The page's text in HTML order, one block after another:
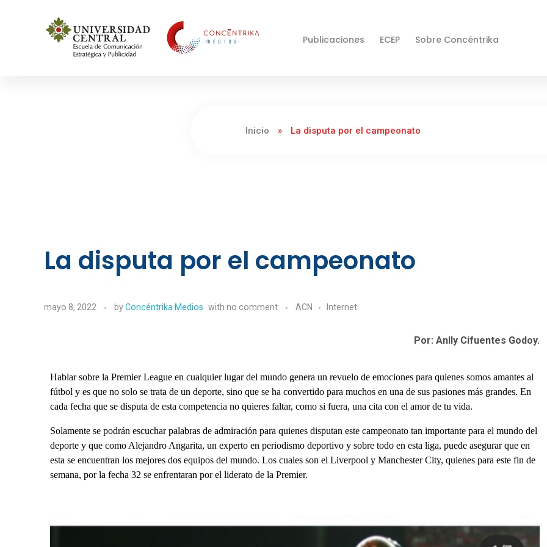
Publicaciones ECEP Sobre Concéntrika
Inicio » La disputa por el campeonato
La disputa por el campeonato
mayo 8, 2022 byConcéntrika Medios with no comment ACN Internet
Por: Anlly Cifuentes Godoy.
Hablar sobre la Premier League en cualquier lugar del mundo genera un revuelo de emociones para quienes somos amantes al
fútbol y es que no solo se trata de un deporte, sino que se ha convertido para muchos en una de sus pasiones más grandes. En
cada fecha que se disputa de esta competencia no quieres faltar, como si fuera, una cita con el amor de tu vida.
Solamente se podrán escuchar palabras de admiración para quienes disputan este campeonato tan importante para el mundo del
deporte y que como Alejandro Angarita, un experto en periodismo deportivo y sobre todo en esta liga, puede asegurar que en
esta se encuentran los mejores dos equipos del mundo. Los cuales son el Liverpool y Manchester City, quienes para este fin de
semana, por la fecha 32 se enfrentaran por el liderato de la Premier.